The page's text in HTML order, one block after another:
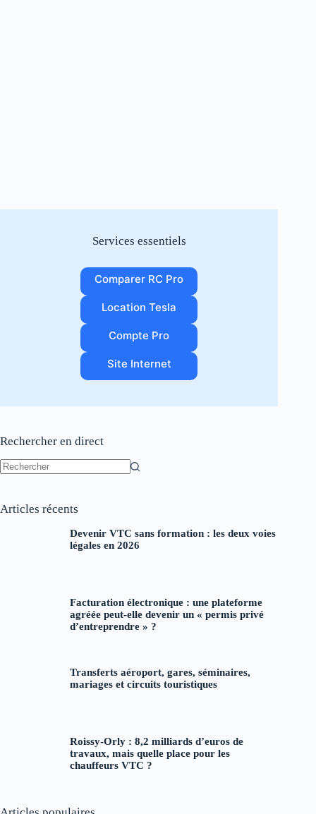
Services essentiels
Comparer RC Pro
Location Tesla
Compte Pro
Site Internet
Rechercher en direct
Articles récents
Devenir VTC sans formation : les deux voies
légales en 2026
Facturation électronique : une plateforme
agréée peut-elle devenir un « permis privé
d’entreprendre » ?
Transferts aéroport, gares, séminaires,
mariages et circuits touristiques
Roissy-Orly : 8,2 milliards d’euros de
travaux, mais quelle place pour les
chauffeurs VTC ?